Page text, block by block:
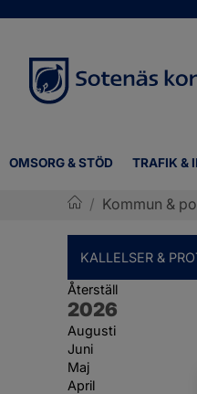
OMSORG & STÖD TRAFIK &
/ Kommun &
KALLELSER &
Återställ
År:
2026
Augusti
Juni
Maj
April